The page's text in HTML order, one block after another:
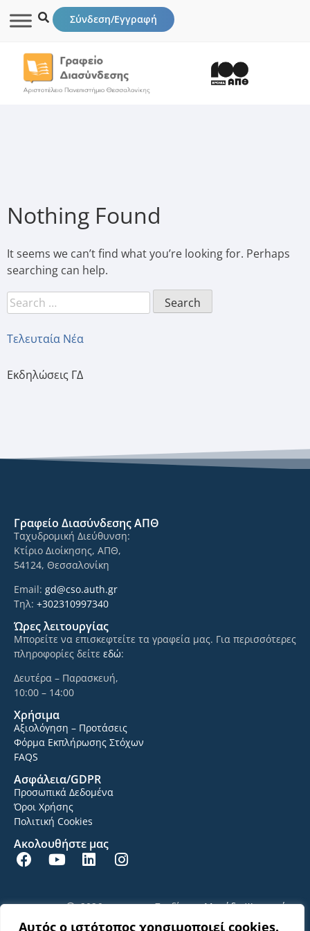
Αυτός ο ιστότοπος χρησιμοποιεί cookies.
Σύνδεση/Εγγραφή
Nothing Found
It seems we can’t find what you’re looking for. Perhaps
searching can help.
Τελευταία Νέα
Εκδηλώσεις ΓΔ
Γραφείο Διασύνδεσης ΑΠΘ
Ταχυδρομική Διεύθυνση:
Κτίριο Διοίκησης, ΑΠΘ,
54124, Θεσσαλονίκη
Email: gd@cso.auth.gr
Τηλ: +302310997340
Ώρες λειτουργίας
Μπορείτε να επισκεφτείτε τα γραφεία μας. Για περισσότερες
πληροφορίες δείτε εδώ:
Δευτέρα – Παρασκευή,
10:00 – 14:00
Χρήσιμα
Αξιολόγηση – Προτάσεις
Φόρμα Εκπλήρωσης Στόχων
FAQS
Ασφάλεια/GDPR
Προσωπικά Δεδομένα
Όροι Χρήσης
Πολιτική Cookies
Ακολουθήστε μας
2026
Γραφείο Διασύνδεσης ΑΠΘ
Σχεδίαση:Μονάδα Ψηφιακής
Διακυβέρνησης ΑΠΘ